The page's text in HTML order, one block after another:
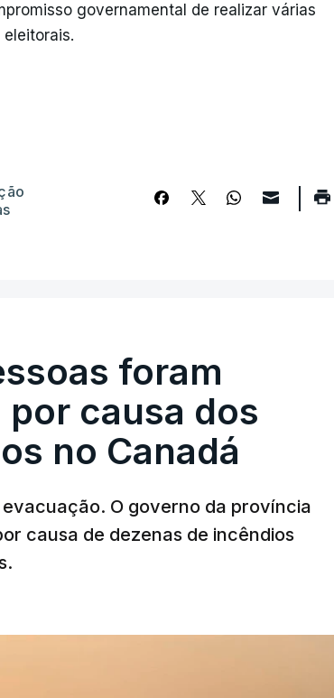
governamental de realizar várias
foram
causa dos
no Canadá
O governo da província
causa de dezenas de incêndios